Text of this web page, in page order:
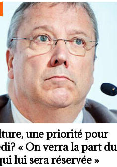
une priorité pour
« On verra la part du
lui sera réservée »